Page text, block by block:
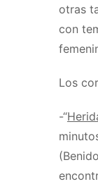
otras
con
Los
-“